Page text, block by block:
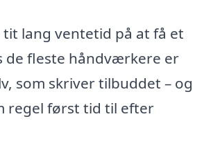
tit lang ventetid på at få et
de fleste håndværkere er
som skriver tilbuddet – og
regel først tid til efter